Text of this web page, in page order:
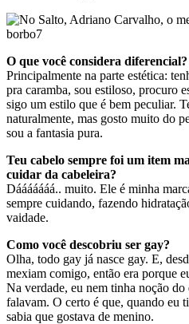
O que você considera diferencial?
Principalmente na parte estética:
pra caramba, sou estiloso, procuro
sigo um estilo que é bem peculiar.
naturalmente, mas gosto muito do
sou a fantasia pura.
Teu cabelo sempre foi um item
cuidar da cabeleira?
Dááááááá.. muito. Ele é minha
sempre cuidando, fazendo
vaidade.
Como você descobriu ser gay?
Olha, todo gay já nasce gay. E,
mexiam comigo, então era porque
Na verdade, eu nem tinha noção do
falavam. O certo é que, quando eu
sabia que gostava de menino.